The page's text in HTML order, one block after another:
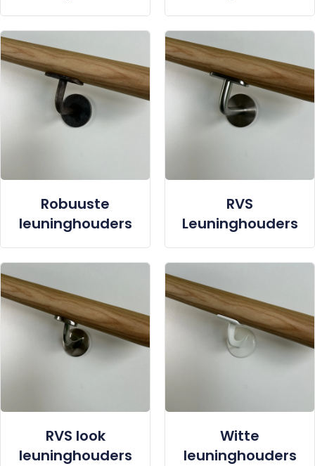
Robuuste
leuninghouders
RVS
Leuninghouders
RVS look
leuninghouders
Witte
leuninghouders